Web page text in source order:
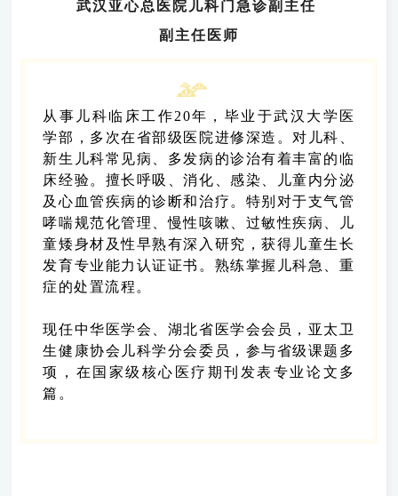
武汉亚心总医院儿科门急诊副主任
副主任医师
从事儿科临床工作20年，毕业于武汉大学医
学部，多次在省部级医院进修深造。对儿科、
新生儿科常见病、多发病的诊治有着丰富的临
床经验。擅长呼吸、消化、感染、儿童内分泌
及心血管疾病的诊断和治疗。特别对于支气管
哮喘规范化管理、慢性咳嗽、过敏性疾病、儿
童矮身材及性早熟有深入研究，获得儿童生长
发育专业能力认证证书。熟练掌握儿科急、重
症的处置流程。
现任中华医学会、湖北省医学会会员，亚太卫
生健康协会儿科学分会委员，参与省级课题多
项，在国家级核心医疗期刊发表专业论文多
篇。